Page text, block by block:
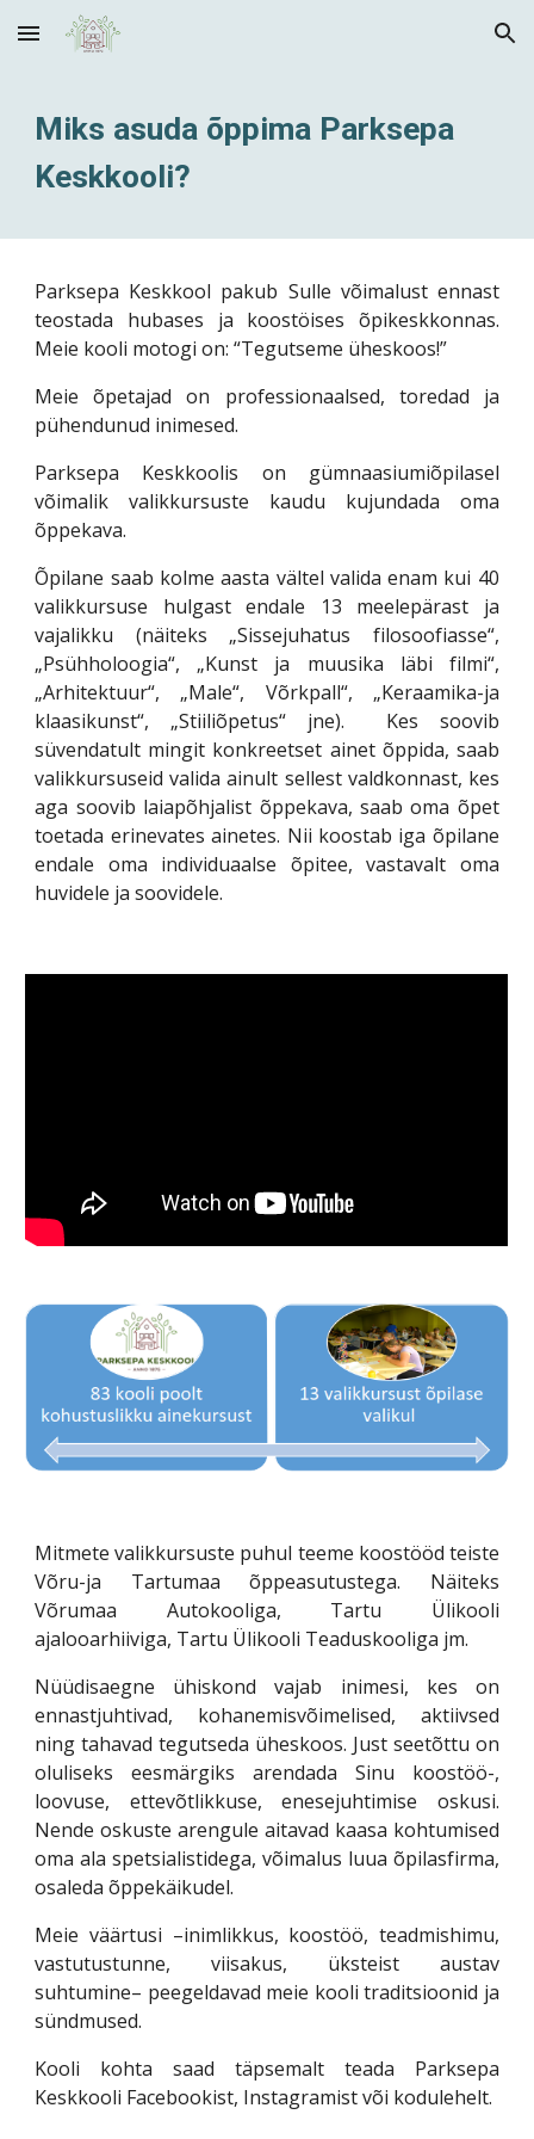
Skip to main content Skip to navigation
Miks asuda õppima Parksepa
Keskkooli?
Parksepa Keskkool pakub Sulle võimalust ennast
teostada hubases ja koostöises õpikeskkonnas.
Meie kooli motogi on: “Tegutseme üheskoos!”
Meie õpetajad on professionaalsed, toredad ja
pühendunud inimesed.
Parksepa Keskkoolis on gümnaasiumiõpilasel
võimalik valikkursuste kaudu kujundada oma
õppekava.
Õpilane saab kolme aasta vältel valida enam kui 40
valikkursuse hulgast endale 13 meelepärast ja
vajalikku (näiteks „Sissejuhatus filosoofiasse“,
„Psühholoogia“, „Kunst ja muusika läbi filmi“,
„Arhitektuur“, „Male“, Võrkpall“, „Keraamika-ja
klaasikunst“, „Stiiliõpetus“ jne). Kes soovib
süvendatult mingit konkreetset ainet õppida, saab
valikkursuseid valida ainult sellest valdkonnast, kes
aga soovib laiapõhjalist õppekava, saab oma õpet
toetada erinevates ainetes. Nii koostab iga õpilane
endale oma individuaalse õpitee, vastavalt oma
huvidele ja soovidele.
Mitmete valikkursuste puhul teeme koostööd teiste
Võru-ja Tartumaa õppeasutustega. Näiteks
Võrumaa Autokooliga, Tartu Ülikooli
ajalooarhiiviga, Tartu Ülikooli Teaduskooliga jm.
Nüüdisaegne ühiskond vajab inimesi, kes on
ennastjuhtivad, kohanemisvõimelised, aktiivsed
ning tahavad tegutseda üheskoos. Just seetõttu on
oluliseks eesmärgiks arendada Sinu koostöö-,
loovuse, ettevõtlikkuse, enesejuhtimise oskusi.
Nende oskuste arengule aitavad kaasa kohtumised
oma ala spetsialistidega, võimalus luua õpilasfirma,
osaleda õppekäikudel.
Meie väärtusi –inimlikkus, koostöö, teadmishimu,
vastutustunne, viisakus, üksteist austav
suhtumine– peegeldavad meie kooli traditsioonid ja
sündmused.
Kooli kohta saad täpsemalt teada Parksepa
Keskkooli Facebookist, Instagramist või kodulehelt.